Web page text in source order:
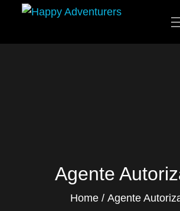
content
Agente
Home Agente